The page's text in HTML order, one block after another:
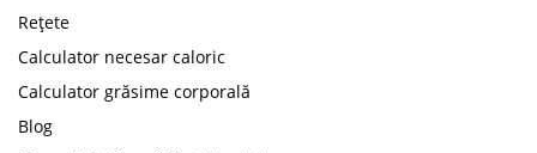
Rețete
Calculator necesar caloric
Calculator grăsime corporală
Blog